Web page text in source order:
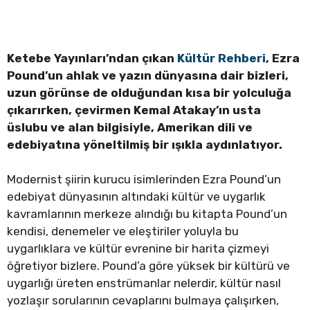
Ketebe Yayınları’ndan çıkan Kültür Rehberi, Ezra
Pound’un ahlak ve yazın dünyasına dair bizleri,
uzun görünse de olduğundan kısa bir yolculuğa
çıkarırken, çevirmen Kemal Atakay’ın usta
üslubu ve alan bilgisiyle, Amerikan dili ve
edebiyatına yöneltilmiş bir ışıkla aydınlatıyor.
Modernist şiirin kurucu isimlerinden Ezra Pound’un
edebiyat dünyasının altındaki kültür ve uygarlık
kavramlarının merkeze alındığı bu kitapta Pound’un
kendisi, denemeler ve eleştiriler yoluyla bu
uygarlıklara ve kültür evrenine bir harita çizmeyi
öğretiyor bizlere. Pound’a göre yüksek bir kültürü ve
uygarlığı üreten enstrümanlar nelerdir, kültür nasıl
yozlaşır sorularının cevaplarını bulmaya çalışırken,